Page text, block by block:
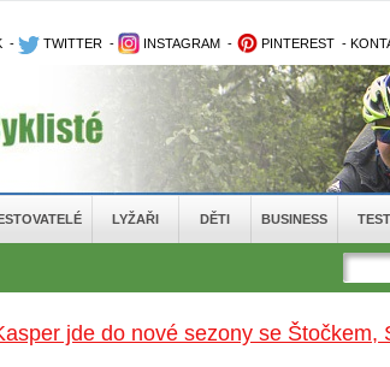
- TWITTER - INSTAGRAM - PINTEREST -
LYŽAŘI DĚTI BUSINESS TEST
jde do nové sezony se Štočkem,